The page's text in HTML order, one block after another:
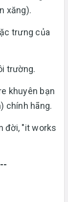
xăng).
trưng của
trường.
khuyên bạn
chính hãng.
đời, "it works